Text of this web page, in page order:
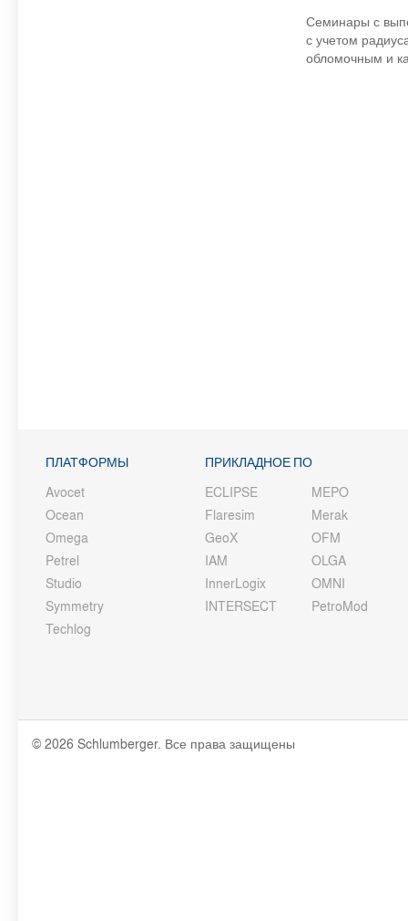
Семинары с
с учетом
обломочным и
ПЛАТФОРМЫ
Avocet
Ocean
Omega
Petrel
Studio
Symmetry
Techlog
ПРИКЛАДНОЕ ПО
ECLIPSE
Flaresim
GeoX
IAM
InnerLogix
INTERSECT
MEPO
Merak
OFM
OLGA
OMNI
PetroMod
© 2026 Schlumberger. Все права защищены